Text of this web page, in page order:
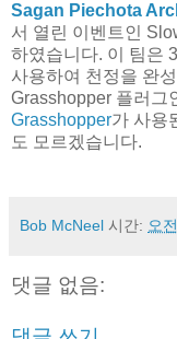
Sagan Piechota
서 열린 이벤트인
하였습니다. 이 팀은
사용하여 천정을 완
Grasshopper 플러그
Grasshopper가 사용
도 모르겠습니다.
Bob McNeel 시간: 오
댓글 없음: